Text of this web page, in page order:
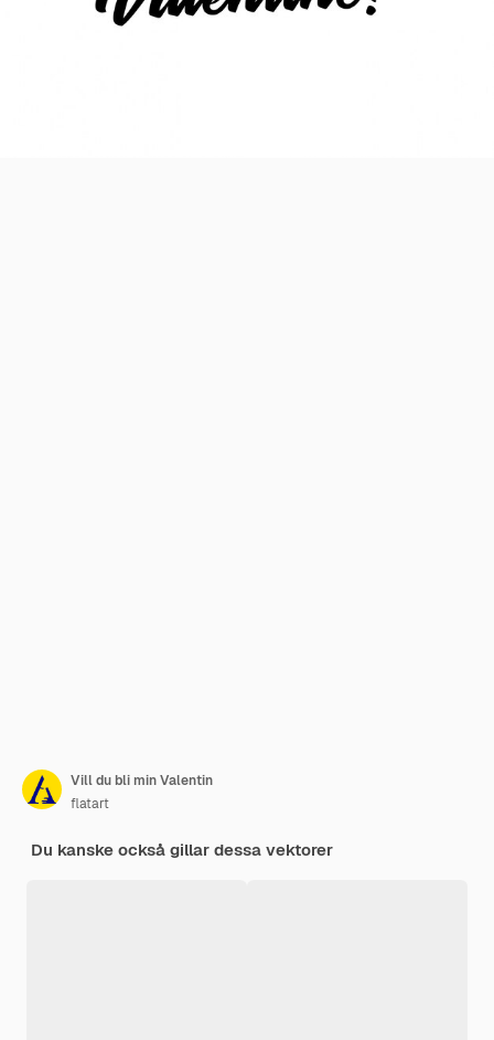
Vill du bli min Valentin
flatart
Du kanske också gillar dessa vektorer